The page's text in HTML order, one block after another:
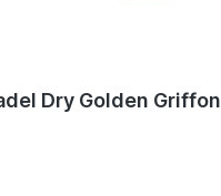
Dry Golden Griffon